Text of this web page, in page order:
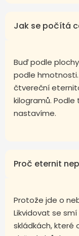
Jak se počítá
Buď podle
podle
čtvereční
kilogramů. Podle
nastavíme.
Proč eternit
Protože jde o
Likvidovat se
skládkách, které